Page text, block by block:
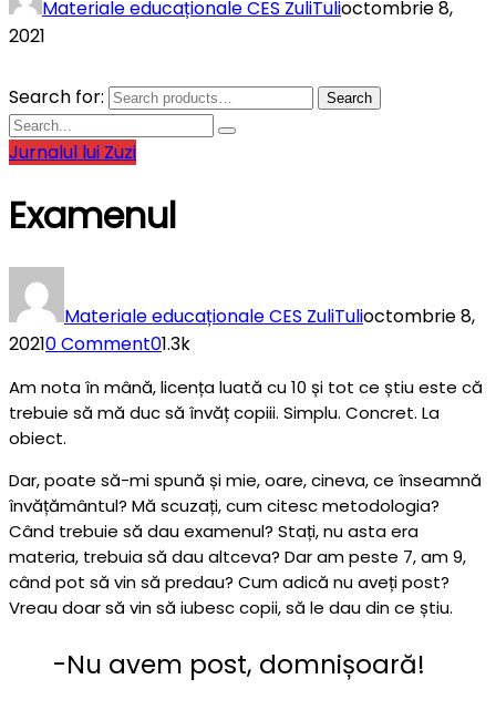
Materiale educaționale CES ZuliTulioctombrie 8,
2021
Search for: Search
Jurnalul lui Zuzi
Examenul
Materiale educaționale CES ZuliTulioctombrie 8,
20210 Comment01.3k
Am nota în mână, licența luată cu 10 și tot ce știu este că
trebuie să mă duc să învăț copiii. Simplu. Concret. La
obiect.
Dar, poate să-mi spună și mie, oare, cineva, ce înseamnă
învățământul? Mă scuzați, cum citesc metodologia?
Când trebuie să dau examenul? Stați, nu asta era
materia, trebuia să dau altceva? Dar am peste 7, am 9,
când pot să vin să predau? Cum adică nu aveți post?
Vreau doar să vin să iubesc copii, să le dau din ce știu.
-Nu avem post, domnișoară!